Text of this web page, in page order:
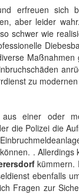
erfreuen sich
aber leider
schwer wie
zu
einer oder
die Polizei die
.
kümmern.
ebenfalls
Fragen zur